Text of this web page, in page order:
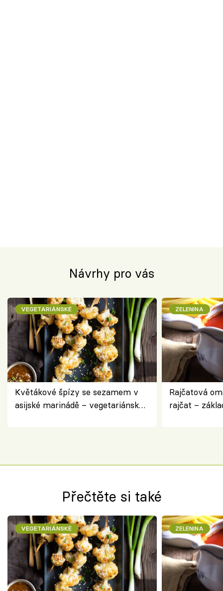
Návrhy pro vás
VEGETARIÁNSKÉ
Květákové špízy se sezamem v
asijské marinádě – vegetariánská
ZELENINA
Rajčatová
rajčat –
Přečtěte si také
VEGETARIÁNSKÉ ZELENINA